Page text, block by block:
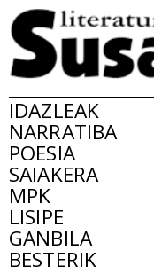
IDAZLEAK
NARRATIBA
POESIA
SAIAKERA
MPK
LISIPE
GANBILA
BESTERIK